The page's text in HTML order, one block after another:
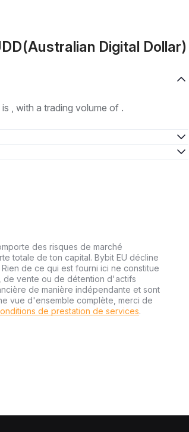
Digital Dollar)
, with a trading volume of .
des risques de marché
totale de ton capital. Bybit EU décline
de ce qui est fourni ici ne constitue
de vente ou de détention d'actifs
de manière indépendante et sont
vue d'ensemble complète, merci de
de prestation de services.